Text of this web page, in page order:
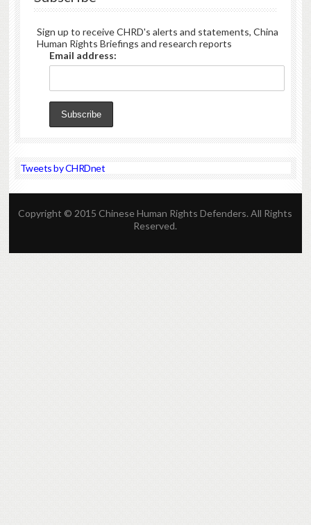
Sign up to receive CHRD's alerts and statements, China
Human Rights Briefings and research reports
Email address:
Tweets by CHRDnet
Copyright © 2015 Chinese Human Rights Defenders. All Rights
Reserved.